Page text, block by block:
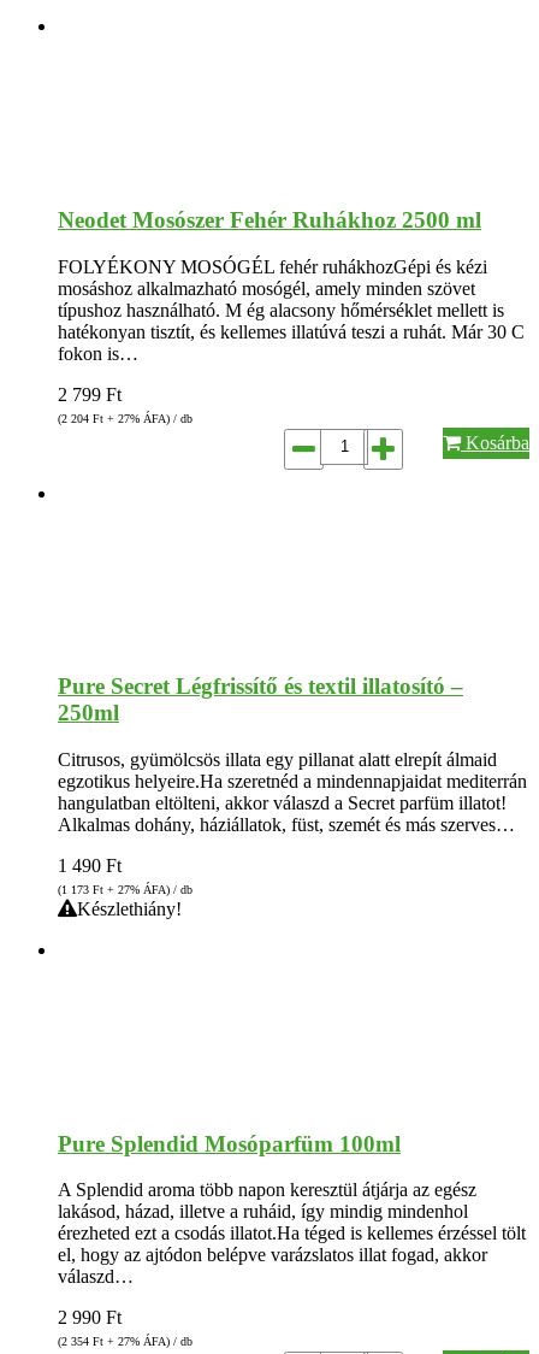
Neodet Mosószer Fehér Ruhákhoz 2500 ml
FOLYÉKONY MOSÓGÉL fehér ruhákhozGépi és kézi
mosáshoz alkalmazható mosógél, amely minden szövet
típushoz használható. M ég alacsony hőmérséklet mellett is
hatékonyan tisztít, és kellemes illatúvá teszi a ruhát. Már 30 C
fokon is…
2 799 Ft
(2 204 Ft + 27% ÁFA) / db
Kosárba
Pure Secret Légfrissítő és textil illatosító –
250ml
Citrusos, gyümölcsös illata egy pillanat alatt elrepít álmaid
egzotikus helyeire.Ha szeretnéd a mindennapjaidat mediterrán
hangulatban eltölteni, akkor válaszd a Secret parfüm illatot!
Alkalmas dohány, háziállatok, füst, szemét és más szerves…
1 490 Ft
(1 173 Ft + 27% ÁFA) / db
Készlethiány!
Pure Splendid Mosóparfüm 100ml
A Splendid aroma több napon keresztül átjárja az egész
lakásod, házad, illetve a ruháid, így mindig mindenhol
érezheted ezt a csodás illatot.Ha téged is kellemes érzéssel tölt
el, hogy az ajtódon belépve varázslatos illat fogad, akkor
válaszd…
2 990 Ft
(2 354 Ft + 27% ÁFA) / db